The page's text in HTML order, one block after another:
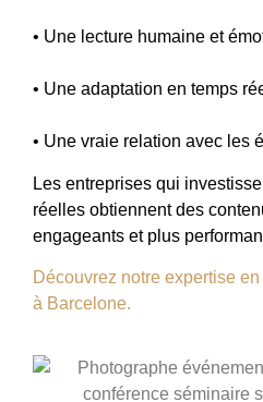
• Une lecture humaine et
• Une adaptation en temps
• Une vraie relation avec les
Les entreprises qui
réelles obtiennent des
engageants et plus
Découvrez notre expertise
à Barcelone.